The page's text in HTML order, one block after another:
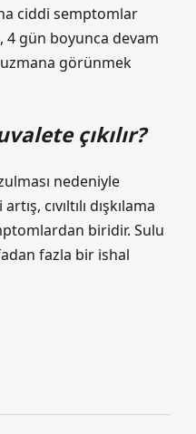
ciddi semptomlar
4 gün boyunca devam
görünmek
çıkılır?
nedeniyle
cıvıltılı dışkılama
biridir. Sulu
fazla bir ishal